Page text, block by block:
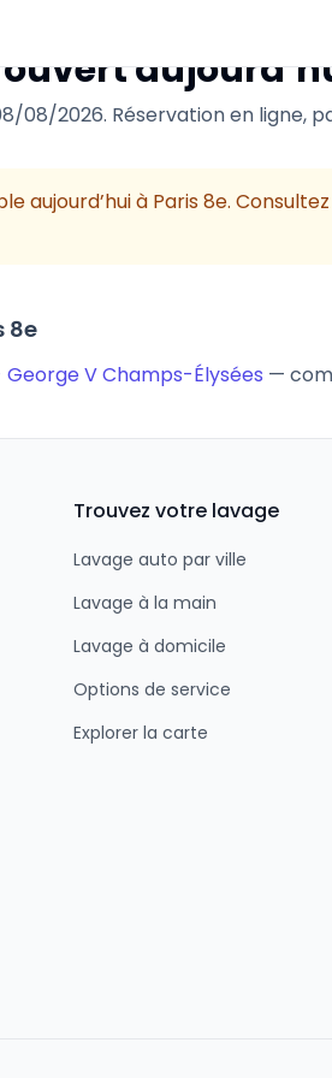
08/2026. Réservation en ligne,
aujourd’hui à Paris 8e.
8e
V Champs-Élysées —
Trouvez votre lavage
Lavage auto par ville
Lavage à la main
Lavage à domicile
Options de service
Explorer la carte